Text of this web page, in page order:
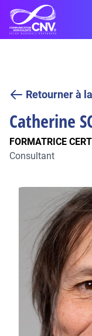
Retourner à
Catherine
FORMATRICE
Consultant